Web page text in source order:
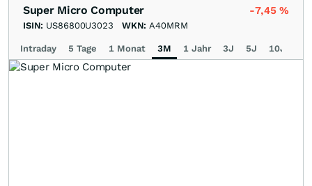
Super Micro Computer -7,45%
ISIN: US86800U3023 WKN: A40MRM
Intraday 5 Tage 1 Monat 3M 1 Jahr 3J 5J 10J